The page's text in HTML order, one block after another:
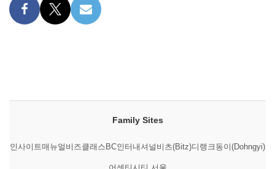
Family Sites
인사이트매뉴얼 비즈클래스 BC인터내셔널 비츠(Bitz)디랭크동이(Dohngyi)